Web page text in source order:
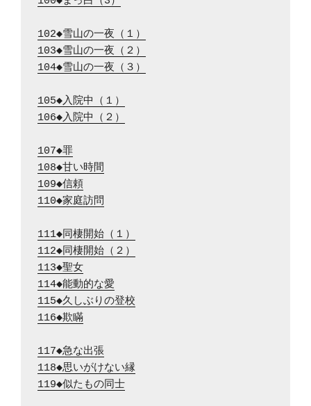
102◆雪山の一夜（１）
103◆雪山の一夜（２）
104◆雪山の一夜（３）
105◆入院中（１）
106◆入院中（２）
107◆罪
108◆甘い時間
109◆信頼
110◆家庭訪問
111◆同棲開始（１）
112◆同棲開始（２）
113◆聖女
114◆能動的な愛
115◆久しぶりの登校
116◆欺瞞
117◆急な出張
118◆思いがけない縁
119◆似たもの同士